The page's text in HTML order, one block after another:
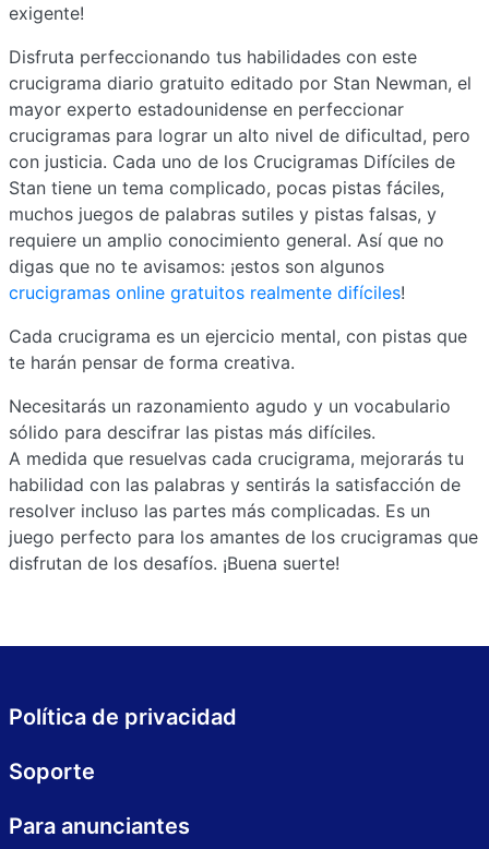
exigente!
Disfruta perfeccionando tus habilidades con este
crucigrama diario gratuito editado por Stan Newman, el
mayor experto estadounidense en perfeccionar
crucigramas para lograr un alto nivel de dificultad, pero
con justicia. Cada uno de los Crucigramas Difíciles de
Stan tiene un tema complicado, pocas pistas fáciles,
muchos juegos de palabras sutiles y pistas falsas, y
requiere un amplio conocimiento general. Así que no
digas que no te avisamos: ¡estos son algunos
crucigramas online gratuitos realmente difíciles!
Cada crucigrama es un ejercicio mental, con pistas que
te harán pensar de forma creativa.
Necesitarás un razonamiento agudo y un vocabulario
sólido para descifrar las pistas más difíciles.
A medida que resuelvas cada crucigrama, mejorarás tu
habilidad con las palabras y sentirás la satisfacción de
resolver incluso las partes más complicadas. Es un
juego perfecto para los amantes de los crucigramas que
disfrutan de los desafíos. ¡Buena suerte!
Política de privacidad
Soporte
Para anunciantes